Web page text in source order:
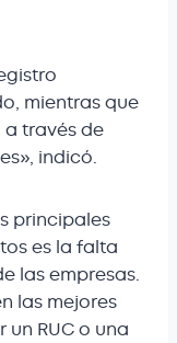
mientras que
a través de
indicó.
principales
es la falta
las empresas.
las mejores
RUC o una